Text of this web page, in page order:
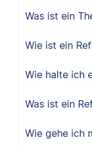
Was ist ein
Wie ist ein
Wie halte ich
Was ist ein
Wie gehe ich